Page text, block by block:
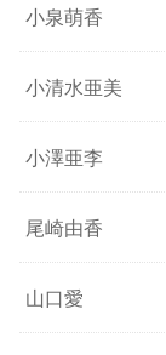
小泉萌香
小清水亜美
小澤亜李
尾崎由香
山口愛